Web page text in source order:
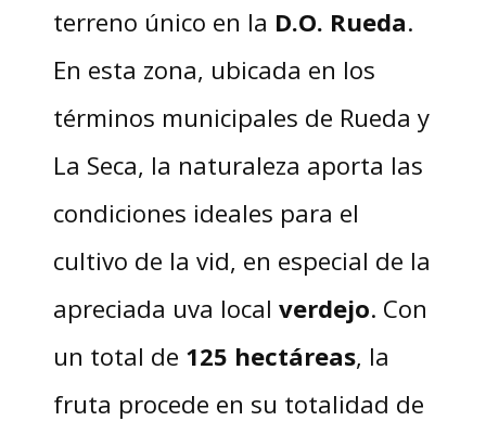
terreno único en la D.O. Rueda.
En esta zona, ubicada en los
términos municipales de Rueda y
La Seca, la naturaleza aporta las
condiciones ideales para el
cultivo de la vid, en especial de la
apreciada uva local verdejo. Con
un total de 125 hectáreas, la
fruta procede en su totalidad de